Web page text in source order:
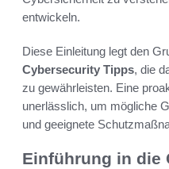
entwickeln.
Diese Einleitung legt den
Cybersecurity Tipps, die
zu gewährleisten. Eine
unerlässlich, um mögliche
und geeignete
Einführung in die